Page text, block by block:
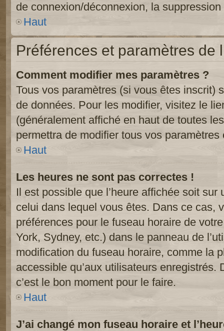
de connexion/déconnexion, la
Haut
Préférences et paramètres de
Comment modifier mes paramètres ?
Tous vos paramètres (si vous êtes inscrit)
de données. Pour les modifier, visitez le
(généralement affiché en haut de toutes
permettra de modifier tous vos paramètres
Haut
Les heures ne sont pas correctes !
Il est possible que l’heure affichée soit
celui dans lequel vous êtes. Dans ce cas,
préférences pour le fuseau horaire de
York, Sydney, etc.) dans le panneau de
modification du fuseau horaire, comme la
accessible qu’aux utilisateurs enregistrés.
c’est le bon moment pour le faire.
Haut
J’ai changé mon fuseau horaire et